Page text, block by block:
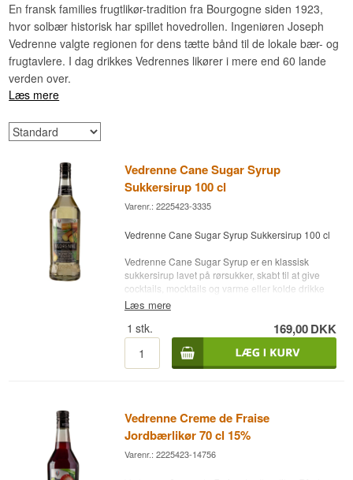
En fransk families frugtlikør-tradition fra Bourgogne siden 1923,
hvor solbær historisk har spillet hovedrollen. Ingeniøren Joseph
Vedrenne valgte regionen for dens tætte bånd til de lokale bær- og
frugtavlere. I dag drikkes Vedrennes likører i mere end 60 lande
verden over.
Læs mere
Vedrenne Cane Sugar Syrup
Sukkersirup 100 cl
Varenr.: 2225423-3335
Vedrenne Cane Sugar Syrup Sukkersirup 100 cl
Vedrenne Cane Sugar Syrup er en klassisk
sukkersirup lavet på rørsukker, skabt til at give
cocktails, mocktails og varme eller kolde drikke
en ren, blød og stabil sødme. Smagen er rund og
naturlig med en let karamelliseret tone, der giver
dybde uden at tage fokus fra de øvrige
ingredienser. Konsistensen er silkeblød og
opløses hurtigt, hvilket gør den ideel som base i
alt fra simple highballs til mere komplekse
efterlade gryn eller skarphed.
I køkkenet kan den bruges til desserter, sirupper,
marinader og bagværk, hvor en neutral og stabil
Læs mere
1 stk. 169,00DKK
Vedrenne Creme de Fraise
Jordbærlikør 70 cl 15%
Varenr.: 2225423-14756